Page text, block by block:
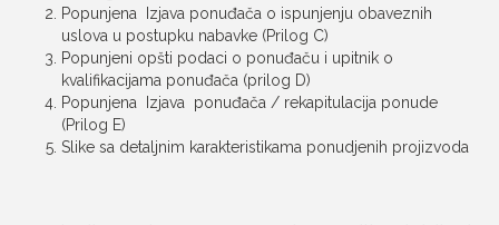
Popunjena Izjava ponuđača o ispunjenju obaveznih
uslova u postupku nabavke (Prilog C)
Popunjeni opšti podaci o ponuđaču i upitnik o
kvalifikacijama ponuđača (prilog D)
Popunjena Izjava ponuđača / rekapitulacija ponude
(Prilog E)
Slike sa detaljnim karakteristikama ponudjenih projizvoda